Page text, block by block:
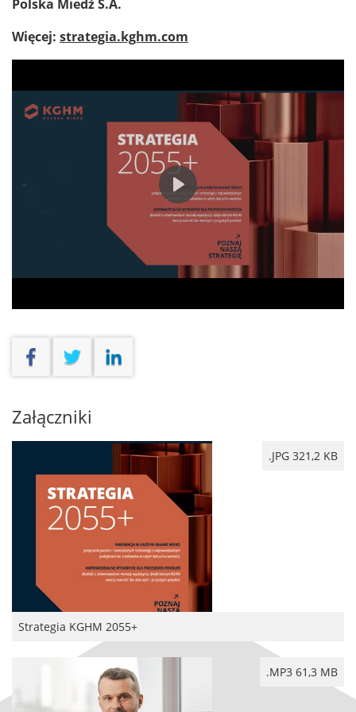
Polska Miedź S.A.
Więcej: strategia.kghm.com
Załączniki
.JPG 321,2 KB
Strategia KGHM 2055+
.MP3 61,3 MB